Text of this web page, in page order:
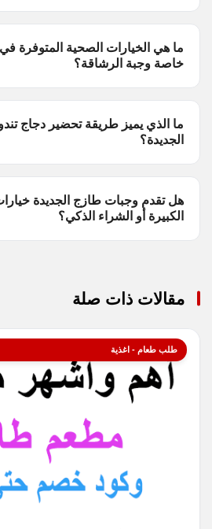
ما هي الخيارات الصحية المتوفرة
خاصة وجبة الرشاقة؟
ما الذي يميز طريقة تحضير دجاج
الجديدة؟
هل تقدم وجبات طازج الجديدة
الكبيرة أو الشراء الذكي؟
مقالات ذات صلة
طلب طعام - اغذية